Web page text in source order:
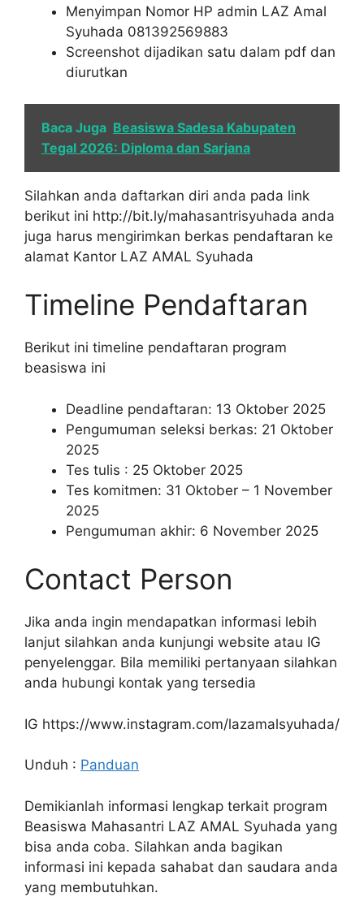
Menyimpan Nomor HP admin LAZ Amal
Syuhada 081392569883
Screenshot dijadikan satu dalam pdf dan
diurutkan
Baca Juga Beasiswa Sadesa Kabupaten
Tegal 2026: Diploma dan Sarjana
Silahkan anda daftarkan diri anda pada link
berikut ini http://bit.ly/mahasantrisyuhada anda
juga harus mengirimkan berkas pendaftaran ke
alamat Kantor LAZ AMAL Syuhada
Timeline Pendaftaran
Berikut ini timeline pendaftaran program
beasiswa ini
Deadline pendaftaran: 13 Oktober 2025
Pengumuman seleksi berkas: 21 Oktober
2025
Tes tulis : 25 Oktober 2025
Tes komitmen: 31 Oktober – 1 November
2025
Pengumuman akhir: 6 November 2025
Contact Person
Jika anda ingin mendapatkan informasi lebih
lanjut silahkan anda kunjungi website atau IG
penyelenggar. Bila memiliki pertanyaan silahkan
anda hubungi kontak yang tersedia
IG https://www.instagram.com/lazamalsyuhada/
Unduh : Panduan
Demikianlah informasi lengkap terkait program
Beasiswa Mahasantri LAZ AMAL Syuhada yang
bisa anda coba. Silahkan anda bagikan
informasi ini kepada sahabat dan saudara anda
yang membutuhkan.